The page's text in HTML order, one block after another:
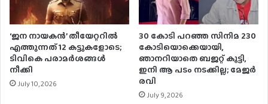
‘ജന നായകന്‍’ തീയേറ്ററില്‍
എത്തുന്നത് 12 കട്ടുകളോടെ;
ടിവികെ പരാമര്‍ശങ്ങള്‍
നീക്കി
July 10, 2026
30 കോടി പറഞ്ഞ സിനിമ 230
കോടിയൊക്കെയായി,
ഞാനറിയാതെ ബജറ്റ് കൂട്ടി,
ഇനി ആ പടം നടക്കില്ല; മേജർ
രവി
July 9, 2026